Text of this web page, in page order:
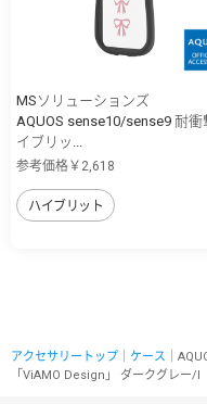
MSソリューションズ
AQUOS sense10/sense9 耐衝
イブリッ...
参考価格￥2,618
ハイブリット
アクセサリートップ ケース ｜
「ViAMO Design」 ダークグレー/I